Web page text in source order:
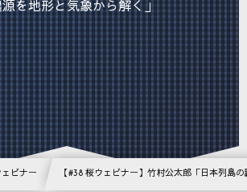
を地形と気象から解く」
ェビナー 【#38 桜ウェビナー】竹村公太郎「日本列島